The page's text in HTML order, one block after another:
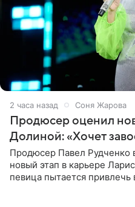
2 часа назад Соня Жарова
Продюсер оценил
Долиной: «Хочет
Продюсер Павел Рудченко
новый этап в карьере
певица пытается привлечь